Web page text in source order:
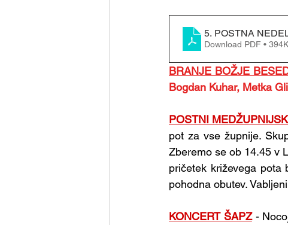
Download PDF •
BRANJE BOŽJE
Bogdan Kuhar, Metka
POSTNI
pot za vse župnije.
Zberemo se ob 14.45 v
pričetek križevega
pohodna obutev.
KONCERT ŠAPZ -